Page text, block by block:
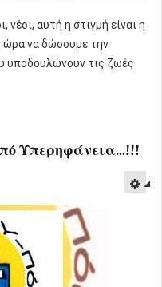
νέοι, αυτή η στιγμή είναι η
ώρα να δώσουμε την
υποδουλώνουν τις ζωές
Υπερηφάνεια...!!!